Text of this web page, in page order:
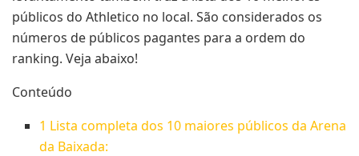
públicos do Athletico no local. São considerados os
números de públicos pagantes para a ordem do
ranking. Veja abaixo!
Conteúdo
1 Lista completa dos 10 maiores públicos da Arena
da Baixada: